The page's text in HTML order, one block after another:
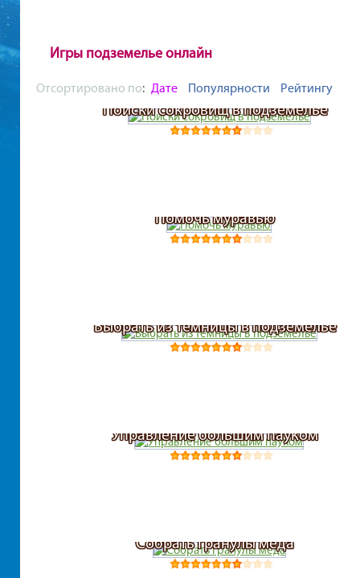
Игры подземелье онлайн
Отсортировано по: Дате Популярности Рейтингу
Поиски сокровищ в подземелье
Помочь муравью
Выбрать из темницы в подземелье
Управление большим пауком
Собрать гранулы меда